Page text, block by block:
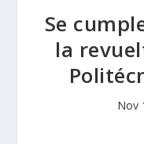
Se
la
Nov